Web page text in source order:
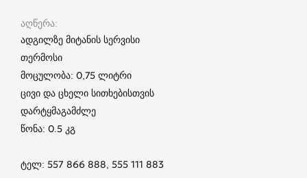
აღწერა
ადგილზე მიტანის სერვისი
თერმოსი
მოცულობა: 0,75 ლიტრი
ცივი და ცხელი სითხებისთვის
დარტყმაგამძლე
წონა: 0.5 კგ
ტელ: 557 866 888, 555 111 883